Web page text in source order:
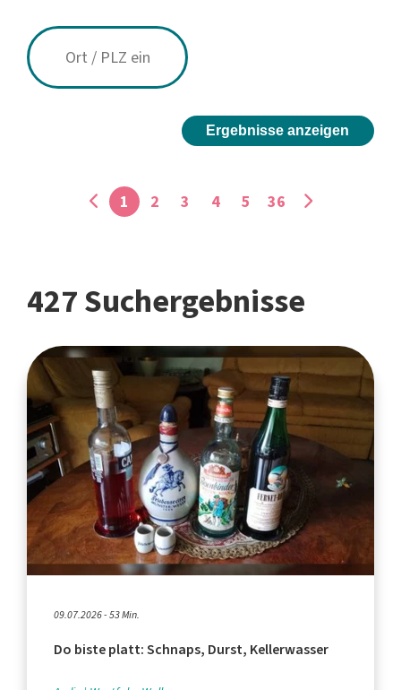
Ergebnisse anzeigen
1 2 3 4 5 36
427 Suchergebnisse
09.07.2026 - 53 Min.
Do biste platt: Schnaps, Durst, Kellerwasser